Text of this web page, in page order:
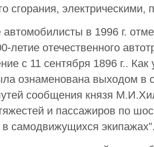
сгорания, электрическими,
автомобилисты в 1996 г.
летие отечественного
с 11 сентября 1896 г..
ознаменована выходом в
сообщения князя
и пассажиров по
самодвижущихся